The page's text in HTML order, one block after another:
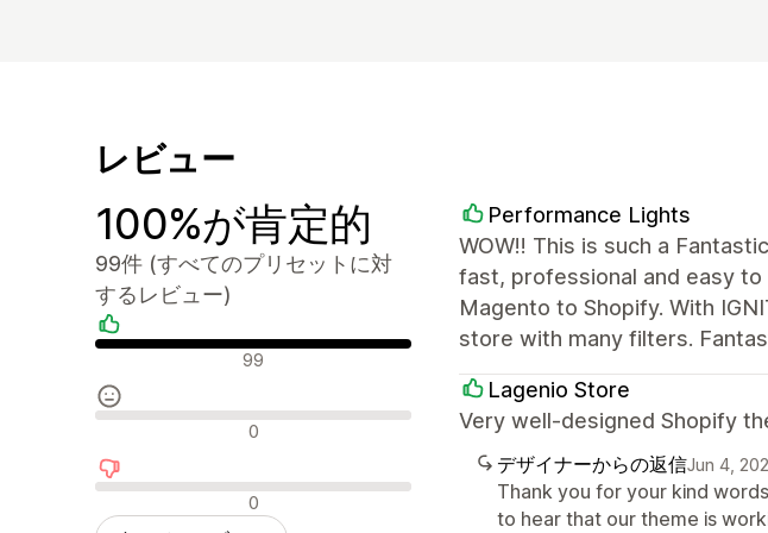
レビュー
100%が肯定的
99件 (すべてのプリセットに対
するレビュー)
肯定的なレビュー99
中間的なレビュー0
否定的なレビュー0
Performance Lights
WOW!! This is such a
fast, professional and easy
Magento to Shopify. With
store with many filters.
Lagenio Store
Very well-designed Shopify
デザイナーからの返信Jun 4,
Thank you for your kind
to hear that our theme is